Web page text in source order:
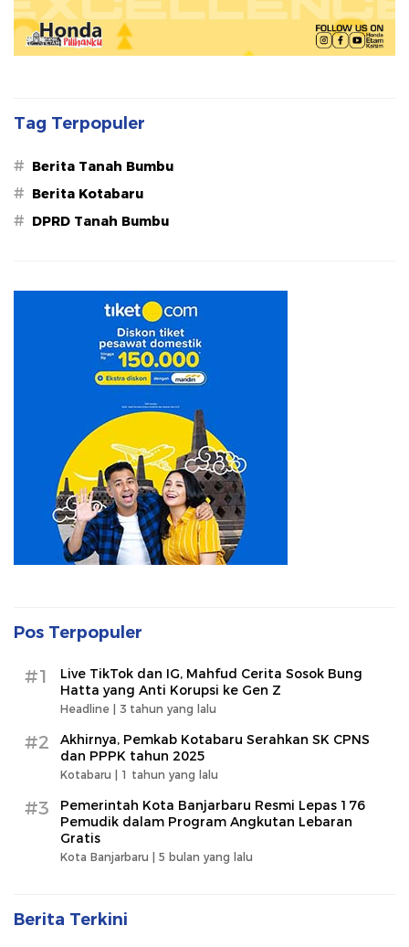
Tag Terpopuler
# Berita Tanah Bumbu
# Berita Kotabaru
# DPRD Tanah Bumbu
Pos Terpopuler
#1
Live TikTok dan IG, Mahfud Cerita Sosok Bung
Hatta yang Anti Korupsi ke Gen Z
Headline | 3 tahun yang lalu
#2
Akhirnya, Pemkab Kotabaru Serahkan SK CPNS
dan PPPK tahun 2025
Kotabaru | 1 tahun yang lalu
#3
Pemerintah Kota Banjarbaru Resmi Lepas 176
Pemudik dalam Program Angkutan Lebaran
Gratis
Kota Banjarbaru | 5 bulan yang lalu
Berita Terkini